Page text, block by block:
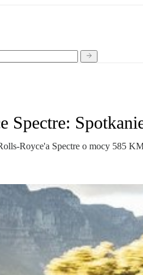
Spectre:
Royce'a Spectre o mocy 585